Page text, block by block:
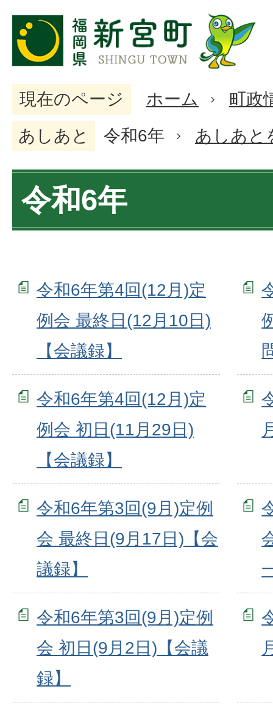
現在のページ ホーム
町政
あしあと
令和6年 あしあと
令和6年
令和6年第4回(12月)定
例会 最終日(12月10日)
【会議録】
令和6年第4回(12月)定
例会 初日(11月29日)
【会議録】
令和6年第3回(9月)定例
会 最終日(9月17日)【会
議録】
令和6年第3回(9月)定例
会 初日(9月2日)【会議
録】